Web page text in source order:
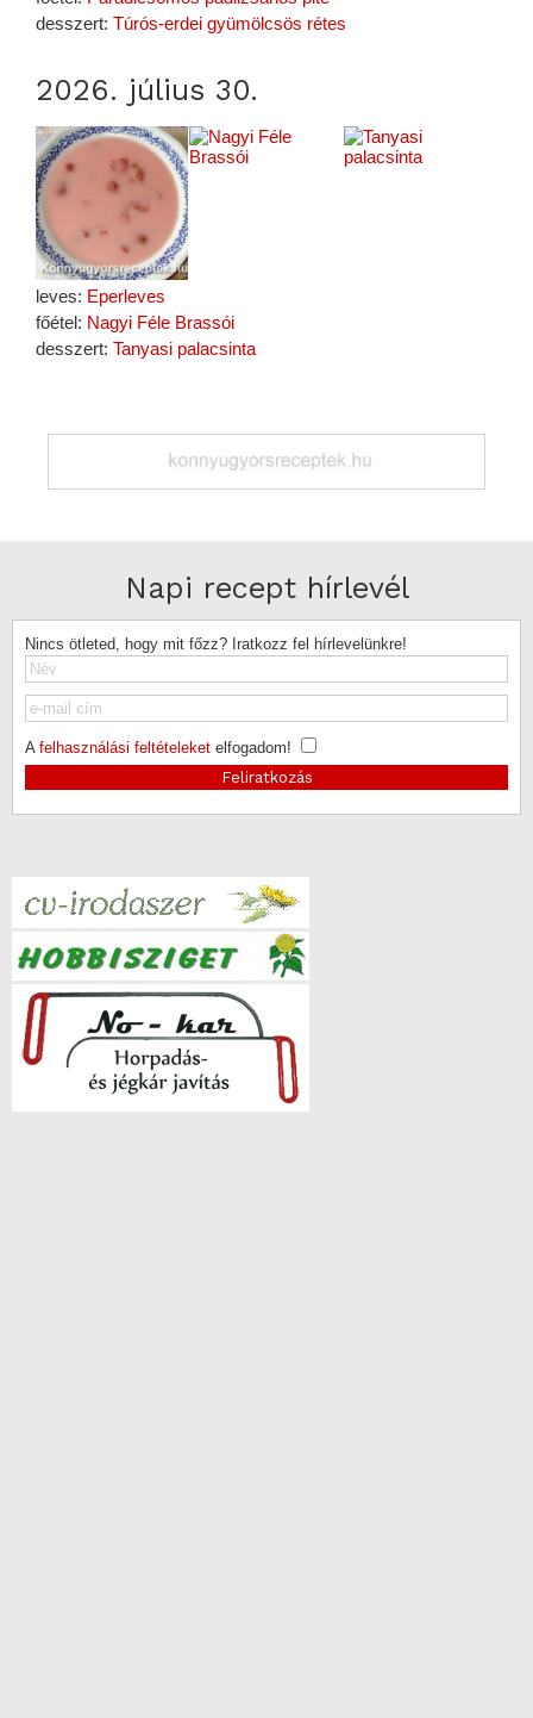
desszert: Túrós-erdei gyümölcsös rétes
2026. július 30.
leves: Eperleves
főétel: Nagyi Féle Brassói
desszert: Tanyasi palacsinta
Napi recept hírlevél
Nincs ötleted, hogy mit főzz? Iratkozz fel hírlevelünkre!
A felhasználási feltételeket elfogadom!